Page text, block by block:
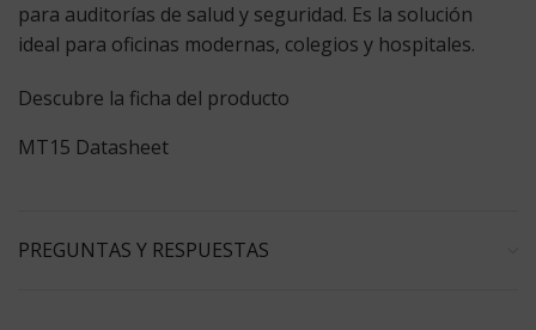
para auditorías de salud y seguridad. Es la solución
ideal para oficinas modernas, colegios y hospitales.
Descubre la ficha del producto
MT15 Datasheet
PREGUNTAS Y RESPUESTAS